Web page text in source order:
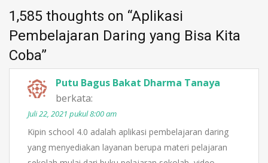
1,585 thoughts on “Aplikasi
Pembelajaran Daring yang Bisa Kita
Coba”
Putu Bagus Bakat Dharma Tanaya
berkata:
Juli 22, 2021 pukul 8:00 am
Kipin school 4.0 adalah aplikasi pembelajaran daring
yang menyediakan layanan berupa materi pelajaran